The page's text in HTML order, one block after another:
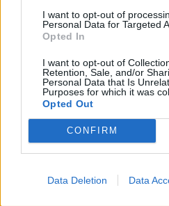
I want to opt-out of
Personal Data for Targeted
Opted In
I want to opt-out of
Retention, Sale, and/or
Personal Data that Is
Purposes for which it was
Opted Out
CONFIRM
Data Deletion Data
Facebook
Twitter
ΑΛΛΕΡΓΙΑ,